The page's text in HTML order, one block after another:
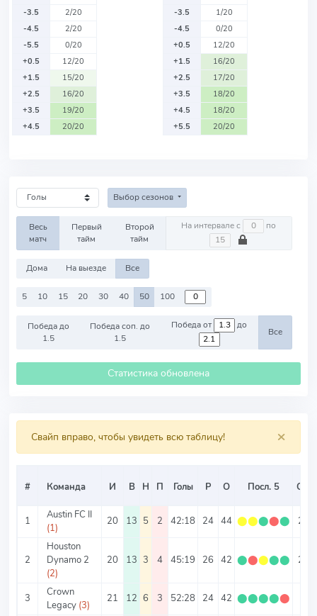
-3.5
2/20
-4.5
2/20
-5.5
0/20
+0.5
12/20
+1.5
15/20
+2.5
16/20
+3.5
19/20
+4.5
20/20
-3.5
1/20
-4.5
0/20
+0.5
12/20
+1.5
16/20
+2.5
17/20
+3.5
18/20
+4.5
18/20
+5.5
20/20
Выбор сезонов
Весь
матч
Первый
тайм
Второй
тайм
На интервале с по
Дома На выезде Все
5 10 15 20 30 40 50 100
Победа до
1.5
Победа соп. до
1.5
Победа от до
Все
Статистика обновлена
×
Свайп вправо, чтобы увидеть всю таблицу!
# Команда И В Н П Голы Р О Посл. 5 О/И
1
Austin FC II
(1)
20 13 5 2 42:18 24 44 ⬤⬤⬤⬤⬤ 2.2
2
Houston
Dynamo 2
(2)
20 13 3 4 45:19 26 42 ⬤⬤⬤⬤⬤ 2.1
3
Crown
Legacy (3)
21 12 6 3 52:28 24 42 ⬤⬤⬤⬤⬤